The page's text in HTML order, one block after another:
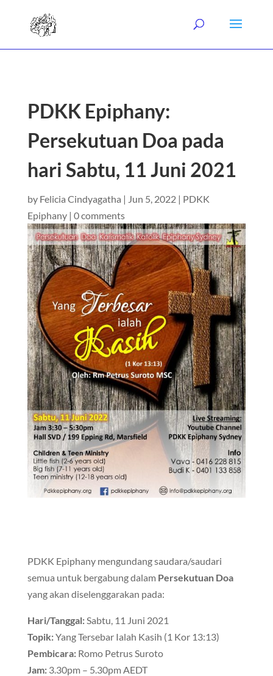
PDKK Epiphany:
Persekutuan Doa pada
hari Sabtu, 11 Juni 2021
by Felicia Cindyagatha | Jun 5, 2022| PDKK
Epiphany| 0 comments
PDKK Epiphany mengundang saudara/saudari
semua untuk bergabung dalam Persekutuan Doa
yang akan diselenggarakan pada:
Hari/Tanggal:Sabtu, 11 Juni 2021
Topik:Yang Tersebar Ialah Kasih (1 Kor 13:13)
Pembicara:Romo Petrus Suroto
Jam: 3.30pm – 5.30pm AEDT